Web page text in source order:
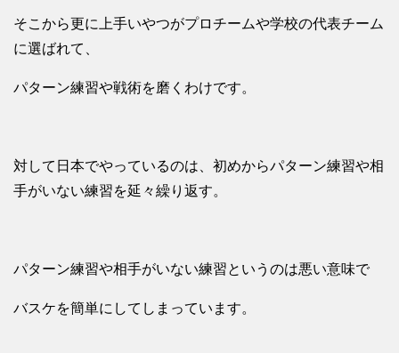
そこから更に上手いやつがプロチームや学校の代表チーム
に選ばれて、
パターン練習や戦術を磨くわけです。
対して日本でやっているのは、初めからパターン練習や相
手がいない練習を延々繰り返す。
パターン練習や相手がいない練習というのは悪い意味で
バスケを簡単にしてしまっています。